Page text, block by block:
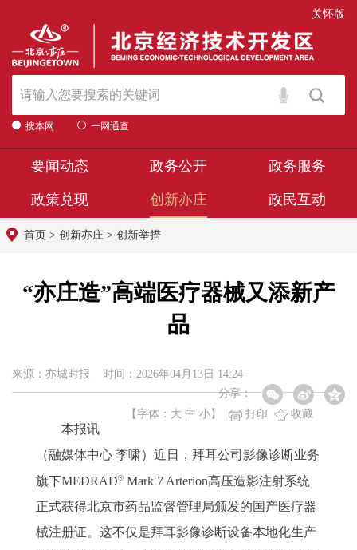
关怀版
搜本网 一网通查
要闻动态 政务公开 政务服务
政策兑现 创新亦庄 政民互动
首页 > 创新亦庄 > 创新举措
“亦庄造”高端医疗器械又添新产
品
来源：亦城时报 时间：2026年04月13日 14:24
分享：
【字体： 大 中 小 】 打印 收藏
本报讯
（融媒体中心 李啸）近日，拜耳公司影像诊断业务
旗下MEDRAD® Mark 7 Arterion高压造影注射系统
正式获得北京市药品监督管理局颁发的国产医疗器
械注册证。这不仅是拜耳影像诊断设备本地化生产